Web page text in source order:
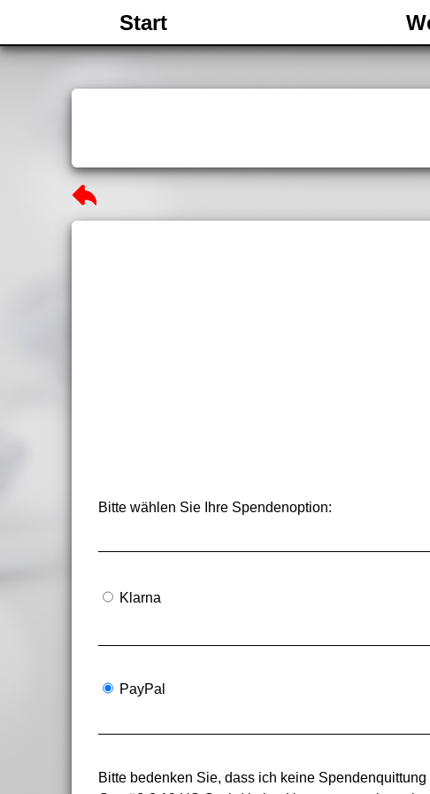
Start
Bitte wählen Sie Ihre Spendenoption:
Klarna
PayPal
Bitte bedenken Sie, dass ich keine